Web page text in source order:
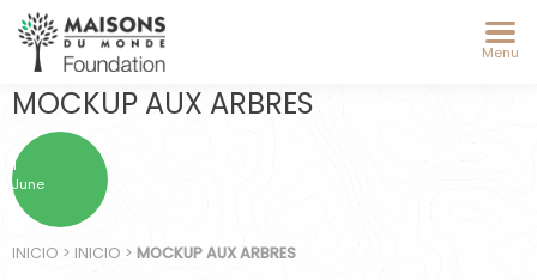
Menu
MOCKUP AUX ARBRES
1
June
INICIO > INICIO > MOCKUP AUX ARBRES